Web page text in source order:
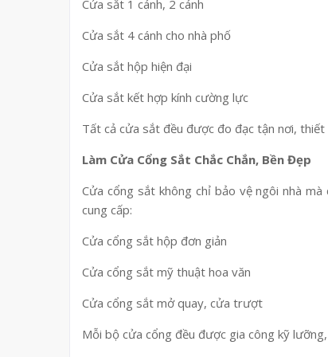
Cửa sắt 1 cánh, 2 cánh
Cửa sắt 4 cánh cho nhà phố
Cửa sắt hộp hiện đại
Cửa sắt kết hợp kính cường lực
Tất cả cửa sắt đều được đo đạc tận nơi,
Làm Cửa Cổng Sắt Chắc Chắn, Bền Đẹp
Cửa cổng sắt không chỉ bảo vệ ngôi nhà
cung cấp:
Cửa cổng sắt hộp đơn giản
Cửa cổng sắt mỹ thuật hoa văn
Cửa cổng sắt mở quay, cửa trượt
Mỗi bộ cửa cổng đều được gia công kỹ